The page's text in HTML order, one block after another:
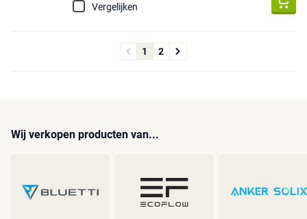
Vergelijken
1 2
Wij verkopen producten van...